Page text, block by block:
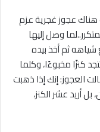
هناك عجوز غجرية عزم
وصل إليها
ثم أخذ بيده
كنزًا مخبوءًا، وكلما
العجوز: إنك إذا ذهبت
أريد عشر الكنز،